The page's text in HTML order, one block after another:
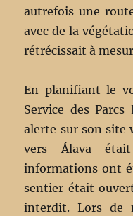
autrefois une
avec de la
rétrécissait à
En planifiant le
Service des
alerte sur son site
vers Álava
informations ont
sentier était
interdit. Lors de